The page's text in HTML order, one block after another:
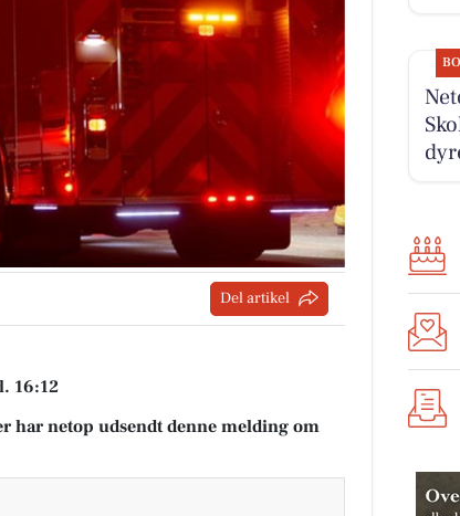
Del artikel
16:12
har netop udsendt denne melding om